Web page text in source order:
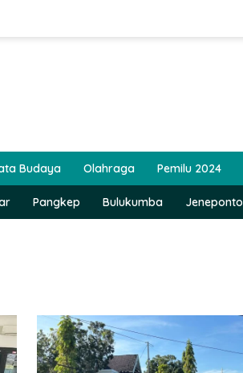
Budaya Olahraga Pemilu 2024
Pangkep Bulukumba Jeneponto